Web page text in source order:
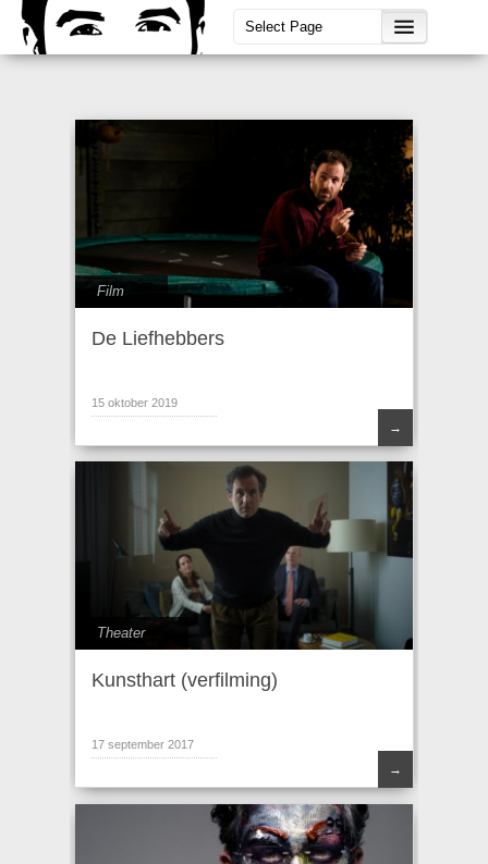
Film
De Liefhebbers
15 oktober 2019
→
Theater
Kunsthart (verfilming)
17 september 2017
→